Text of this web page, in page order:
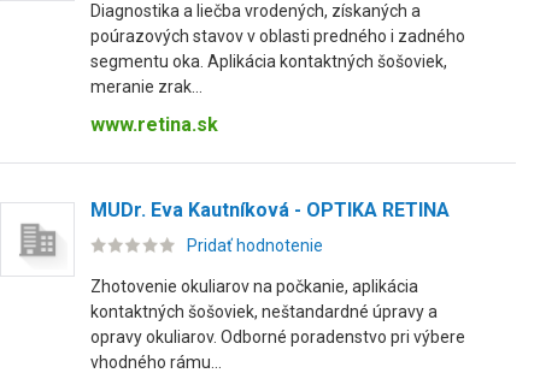
Diagnostika a liečba vrodených, získaných a
poúrazových stavov v oblasti predného i zadného
segmentu oka. Aplikácia kontaktných šošoviek,
meranie zrak...
www.retina.sk
MUDr. Eva Kautníková - OPTIKA RETINA
Pridať hodnotenie
Zhotovenie okuliarov na počkanie, aplikácia
kontaktných šošoviek, neštandardné úpravy a
opravy okuliarov. Odborné poradenstvo pri výbere
vhodného rámu...